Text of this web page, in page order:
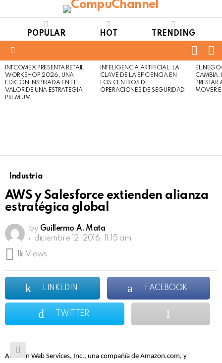
POPULAR HOT TRENDING
LATEST
STORIES
INTCOMEX PRESENTA RETAIL
WORKSHOP 2026, UNA
EDICIÓN INSPIRADA EN EL
VALOR DE UNA ESTRATEGIA
PREMIUM
INTELIGENCIA ARTIFICIAL: LA
CLAVE DE LA EFICIENCIA EN
LOS CENTROS DE
OPERACIONES DE SEGURIDAD
EL
CAMBIA:
MOVER
Industria
AWS y Salesforce extienden alianza
estratégica global
by Guillermo A. Mata
diciembre 12, 2016, 11:15 am
1k Views
LINKEDIN FACEBOOK
TWITTER
Amazon Web Services, Inc., una compañía de Amazon.com, y